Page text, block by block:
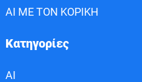
AI ΜΕ ΤΟΝ ΚΟΡΙΚΗ
Κατηγορίες
AI